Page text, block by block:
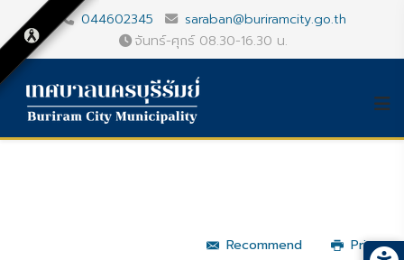
044602345
saraban@buriramcity.go.th
จันทร์-ศุกร์ 08.30-16.30 น.
Recommend
Print